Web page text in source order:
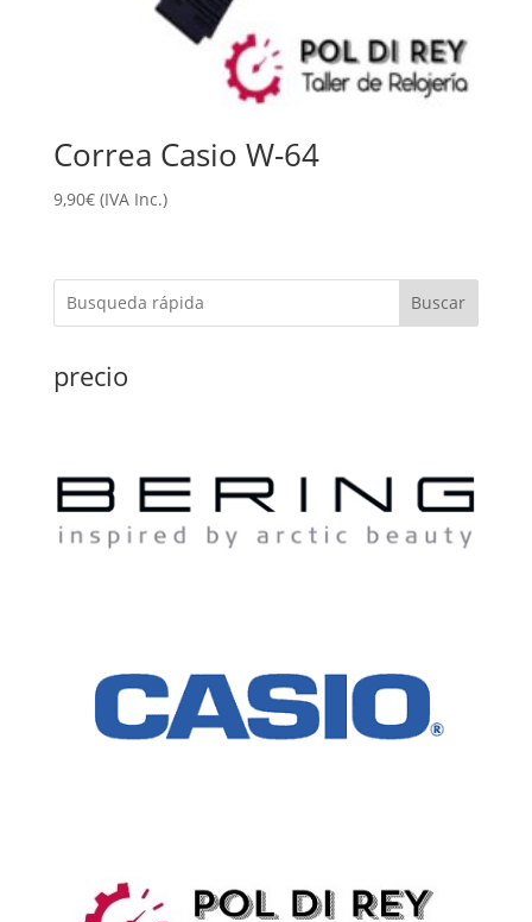
Correa Casio W-64
9,90€ (IVA Inc.)
Buscar
precio